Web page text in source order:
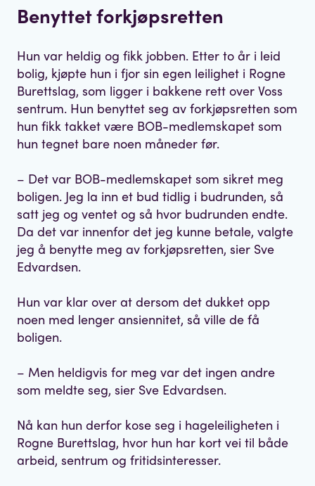
Benyttet forkjøpsretten
Hun var heldig og fikk jobben. Etter to år i leid
bolig, kjøpte hun i fjor sin egen leilighet i Rogne
Burettslag, som ligger i bakkene rett over Voss
sentrum. Hun benyttet seg av forkjøpsretten som
hun fikk takket være BOB-medlemskapet som
hun tegnet bare noen måneder før.
– Det var BOB-medlemskapet som sikret meg
boligen. Jeg la inn et bud tidlig i budrunden, så
satt jeg og ventet og så hvor budrunden endte.
Da det var innenfor det jeg kunne betale, valgte
jeg å benytte meg av forkjøpsretten, sier Sve
Edvardsen.
Hun var klar over at dersom det dukket opp
noen med lenger ansiennitet, så ville de få
boligen.
– Men heldigvis for meg var det ingen andre
som meldte seg, sier Sve Edvardsen.
Nå kan hun derfor kose seg i hageleiligheten i
Rogne Burettslag, hvor hun har kort vei til både
arbeid, sentrum og fritidsinteresser.